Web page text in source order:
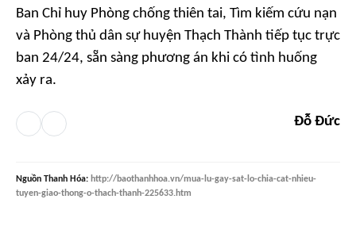
Ban Chỉ huy Phòng chống thiên tai, Tìm kiếm cứu nạn
và Phòng thủ dân sự huyện Thạch Thành tiếp tục trực
ban 24/24, sẵn sàng phương án khi có tình huống
xảy ra.
Đỗ Đức
Nguồn Thanh Hóa: http://baothanhhoa.vn/mua-lu-gay-sat-lo-chia-cat-nhieu-
tuyen-giao-thong-o-thach-thanh-225633.htm